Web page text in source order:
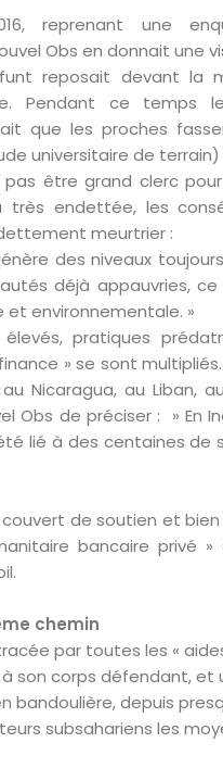
reprenant une
Obs en donnait une
reposait devant la
Pendant ce temps
que les proches
universitaire de terrain)
être grand clerc pour
très endettée, les
meurtrier :
des niveaux
déjà appauvries,
et environnementale. »
élevés, pratiques
» se sont
Nicaragua, au Liban,
Obs de préciser : » En
lié à des centaines de
de soutien et
bancaire privé
chemin
par toutes les «
son corps défendant, et
bandoulière, depuis
subsahariens les